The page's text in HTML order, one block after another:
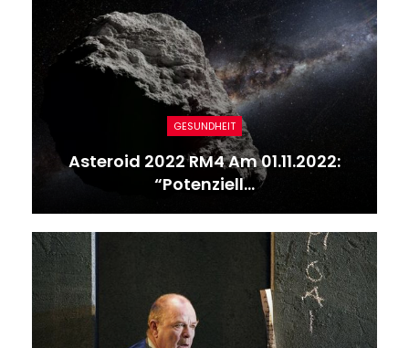
GESUNDHEIT
Asteroid 2022 RM4 Am 01.11.2022:
“Potenziell…